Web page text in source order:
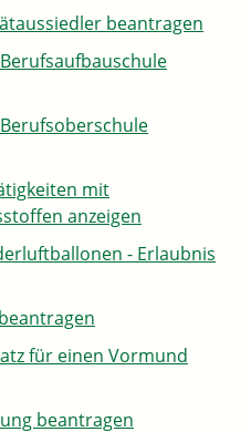
beantragen
mit
anzeigen
- Erlaubnis
für einen Vormund
beantragen